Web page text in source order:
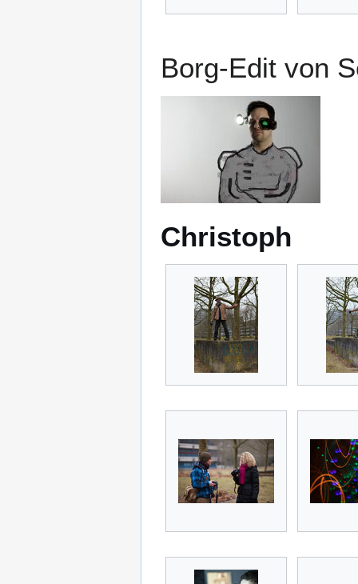
Borg-Edit von
Christoph